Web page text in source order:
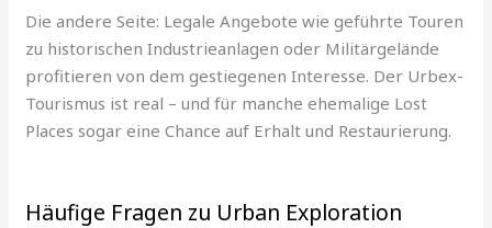
Die andere Seite: Legale Angebote wie geführte Touren
zu historischen Industrieanlagen oder Militärgelände
profitieren von dem gestiegenen Interesse. Der Urbex-
Tourismus ist real – und für manche ehemalige Lost
Places sogar eine Chance auf Erhalt und Restaurierung.
Häufige Fragen zu Urban Exploration